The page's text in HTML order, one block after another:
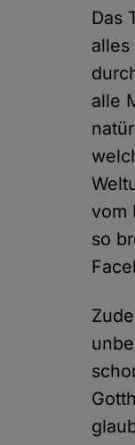
Das
alle
vom
so